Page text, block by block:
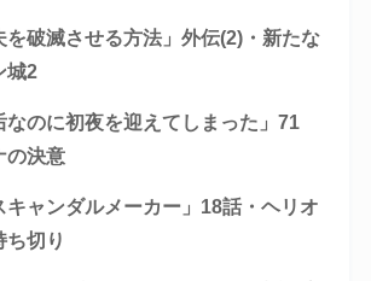
を破滅させる方法」外伝(2)・新たな
城2
なのに初夜を迎えてしまった」71
の決意
キャンダルメーカー」18話・ヘリオ
ち切り